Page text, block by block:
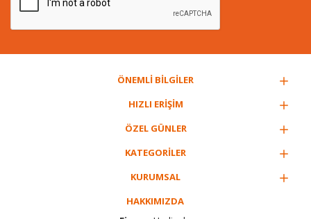
ÖNEMLİ BİLGİLER
HIZLI ERİŞİM
ÖZEL GÜNLER
KATEGORİLER
KURUMSAL
HAKKIMIZDA